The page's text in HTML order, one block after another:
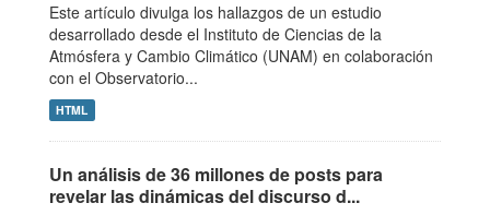
Este artículo divulga los hallazgos de un estudio
desarrollado desde el Instituto de Ciencias de la
Atmósfera y Cambio Climático (UNAM) en colaboración
con el Observatorio...
HTML
Un análisis de 36 millones de posts para
revelar las dinámicas del discurso d...